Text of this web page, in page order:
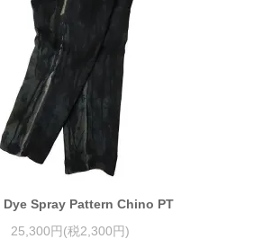
Dye Spray Pattern Chino PT
25,300円(税2,300円)